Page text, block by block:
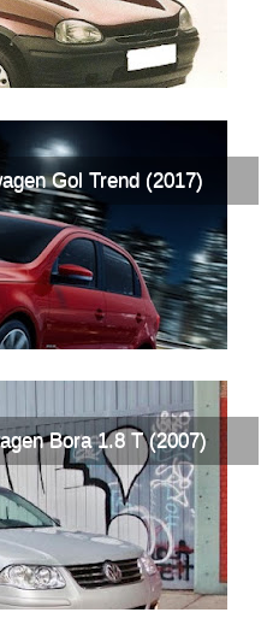
Gol Trend (2017)
Bora 1.8 T (2007)